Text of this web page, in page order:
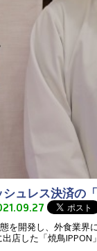
ュレス決済の
を開発し、外食業
店した「焼鳥